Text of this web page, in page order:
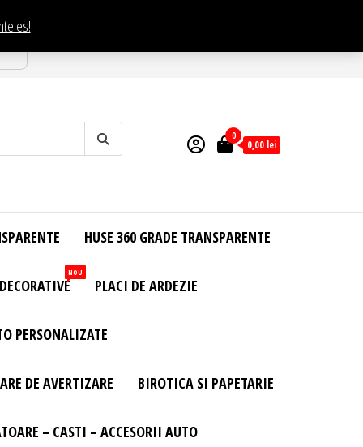
0
0,00 lei
HUSE 360 GRADE TRANSPARENTE
NOU
PLACI DE ARDEZIE
PERSONALIZATE
DE AVERTIZARE BIROTICA SI PAPETARIE
– CASTI – ACCESORII AUTO